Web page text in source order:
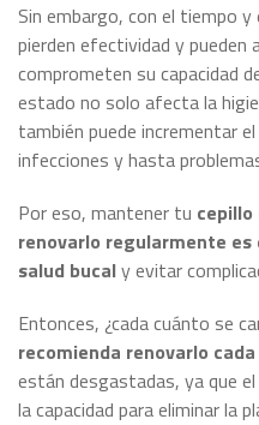
Sin embargo, con el tiempo
pierden efectividad y pueden
comprometen su capacidad
estado no solo afecta la
también puede incrementar
infecciones y hasta
Por eso, mantener tu
renovarlo regularmente
salud bucaly evitar
Entonces, ¿cada cuánto se
recomienda renovarlo
están desgastadas, ya que
la capacidad para eliminar la